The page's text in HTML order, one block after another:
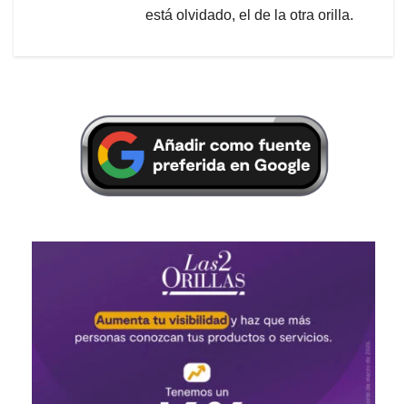
está olvidado, el de la otra orilla.